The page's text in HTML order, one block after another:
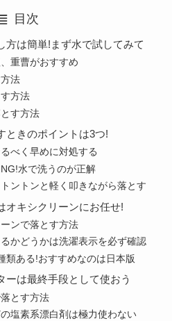
目次
方は簡単!まず水で試してみて
重曹がおすすめ
法
方法
す方法
ときのポイントは3つ!
べく早めに対処する
水で洗うのが正解
ントンと軽く叩きながら落とす
オキシクリーンにお任せ!
ンで落とす方法
かどうかは洗濯表示を必ず確認
類ある!おすすめなのは日本版
ーは最終手段として使おう
とす方法
塩素系漂白剤は極力使わない